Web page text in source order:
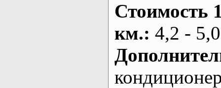
Стоимость
км.: 4,2 -